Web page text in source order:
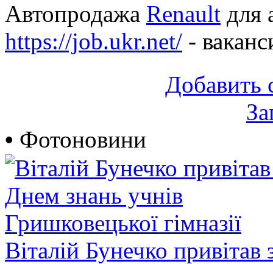
Автопродажа Renault для
https://job.ukr.net/ -
Добавить
• Фотоновини
Віталій Бунечко